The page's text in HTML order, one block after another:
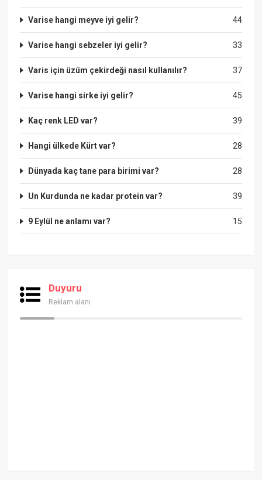
44
Varise hangi meyve iyi gelir?
33
Varise hangi sebzeler iyi gelir?
37
Varis için üzüm çekirdeği nasıl kullanılır?
45
Varise hangi sirke iyi gelir?
39
Kaç renk LED var?
28
Hangi ülkede Kürt var?
28
Dünyada kaç tane para birimi var?
39
Un Kurdunda ne kadar protein var?
15
9 Eylül ne anlamı var?
Duyuru
Reklam alanı